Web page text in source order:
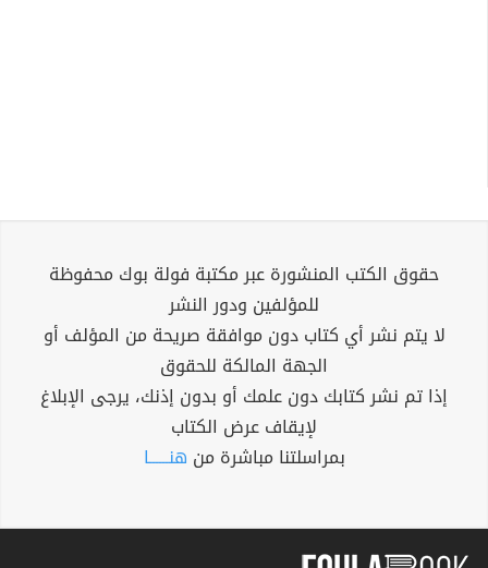
حقوق الكتب المنشورة عبر مكتبة فولة بوك محفوظة
للمؤلفين ودور النشر
لا يتم نشر أي كتاب دون موافقة صريحة من المؤلف أو
الجهة المالكة للحقوق
إذا تم نشر كتابك دون علمك أو بدون إذنك، يرجى الإبلاغ
لإيقاف عرض الكتاب
بمراسلتنا مباشرة من هنــــــا